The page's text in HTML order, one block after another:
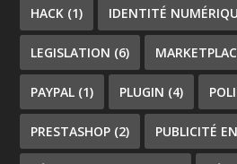
HACK (1) IDENTITÉ
LEGISLATION (6)
PAYPAL (1) PLUGIN (4)
PRESTASHOP (2) PUBLICITÉ